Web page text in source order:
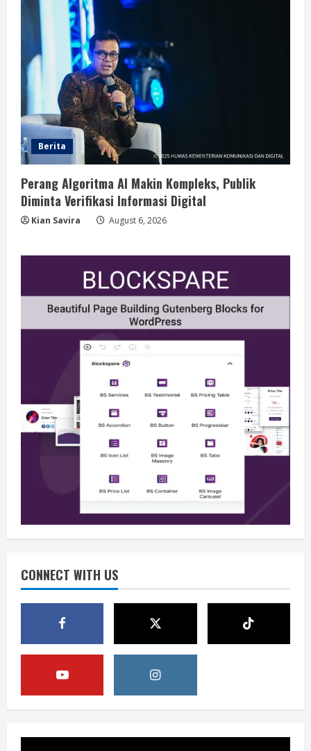
Berita
Perang Algoritma AI Makin Kompleks, Publik
Diminta Verifikasi Informasi Digital
Kian Savira August 6, 2026
CONNECT WITH US
Berita
BMP Kecam Aksi KNPB, Serukan
Persatuan Demi Papua yang Kondusif
August 6, 2026
3
Perang Algoritma AI Makin Kompleks,
Digital
Pemerintah Perkuat Ekosistem Media
Digital Nasional Hadapi Perang
Algoritma AI
August 6, 2026
Opini
Etika, Verifikasi, dan Media Tepercaya